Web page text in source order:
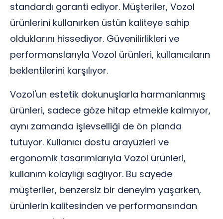
standardı garanti ediyor. Müşteriler, Vozol
ürünlerini kullanırken üstün kaliteye sahip
olduklarını hissediyor. Güvenilirlikleri ve
performanslarıyla Vozol ürünleri, kullanıcıların
beklentilerini karşılıyor.
Vozol'un estetik dokunuşlarla harmanlanmış
ürünleri, sadece göze hitap etmekle kalmıyor,
aynı zamanda işlevselliği de ön planda
tutuyor. Kullanıcı dostu arayüzleri ve
ergonomik tasarımlarıyla Vozol ürünleri,
kullanım kolaylığı sağlıyor. Bu sayede
müşteriler, benzersiz bir deneyim yaşarken,
ürünlerin kalitesinden ve performansından